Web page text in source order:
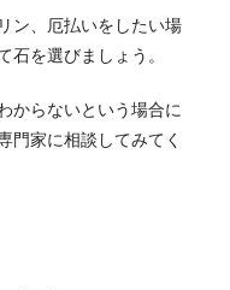
ン、厄払いをしたい場
石を選びましょう。
からないという場合に
門家に相談してみてく